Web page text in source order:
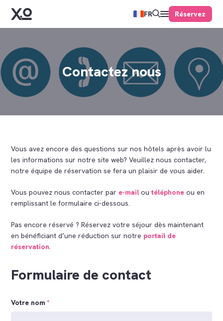
FR Réservez
Contactez nous
Vous avez encore des questions sur nos hôtels après avoir lu
les informations sur notre site web? Veuillez nous contacter,
notre équipe de réservation se fera un plaisir de vous aider.
Vous pouvez nous contacter par e-mail outéléphone ou en
remplissant le formulaire ci-dessous.
Pas encore réservé ? Réservez votre séjour dès maintenant
en bénéficiant d’une réduction sur notre portail de
réservation.
Formulaire de contact
Votre nom *